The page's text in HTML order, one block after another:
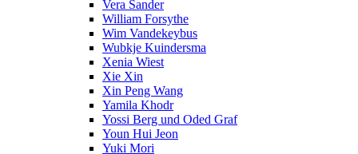
Vera Sander
William Forsythe
Wim Vandekeybus
Wubkje Kuindersma
Xenia Wiest
Xie Xin
Xin Peng Wang
Yamila Khodr
Yossi Berg und Oded Graf
Youn Hui Jeon
Yuki Mori